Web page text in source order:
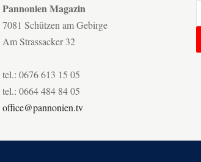
Pannonien Magazin
7081 Schützen am Gebirge
Am Strassacker 32
tel.: 0676 613 15 05
tel.: 0664 484 84 05
office@pannonien.tv